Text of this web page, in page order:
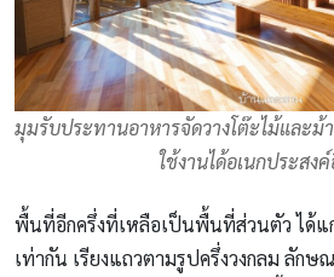
มุมรับประทานอาหารจัดวางโต๊ะไม้และม้
ใช้งานได้อเนกประสง
พื้นที่อีกครึ่งที่เหลือเป็นพื้นที่ส่วนตัว ได้แ
เท่ากัน เรียงแถวตามรูปครึ่งวงกลม ลักษ